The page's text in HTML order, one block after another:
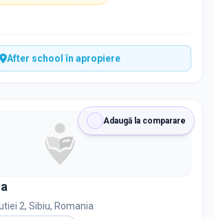
After school în apropiere
Adaugă la comparare
2, Sibiu, Romania